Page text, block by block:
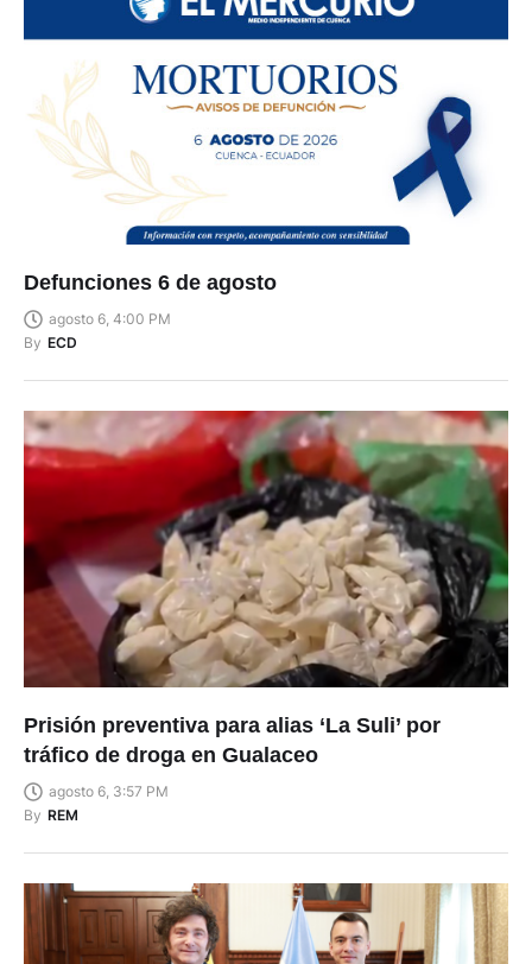
Defunciones 6 de agosto
agosto 6, 4:00 PM
By ECD
Prisión preventiva para alias ‘La Suli’ por
tráfico de droga en Gualaceo
agosto 6, 3:57 PM
By REM